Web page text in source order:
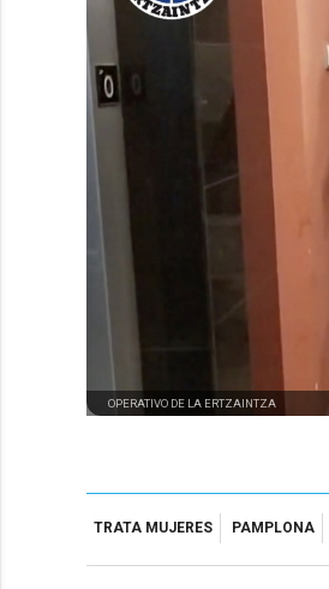
OPERATIVO DE LA ERTZAINTZA
TRATA MUJERES PAMPLONA